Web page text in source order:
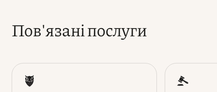
Пов'язані послуги